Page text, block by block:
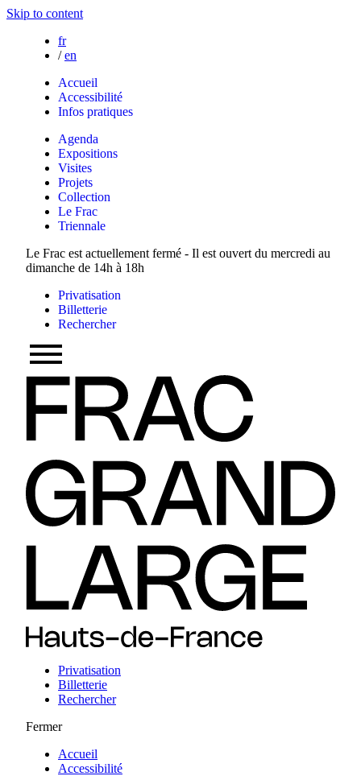
Skip to content
fr
/ en
Accueil
Accessibilité
Infos pratiques
Agenda
Expositions
Visites
Projets
Collection
Le Frac
Triennale
Le Frac est actuellement fermé - Il est ouvert du mercredi au
dimanche de 14h à 18h
Privatisation
Billetterie
Rechercher
Privatisation
Billetterie
Rechercher
Fermer
Accueil
Accessibilité